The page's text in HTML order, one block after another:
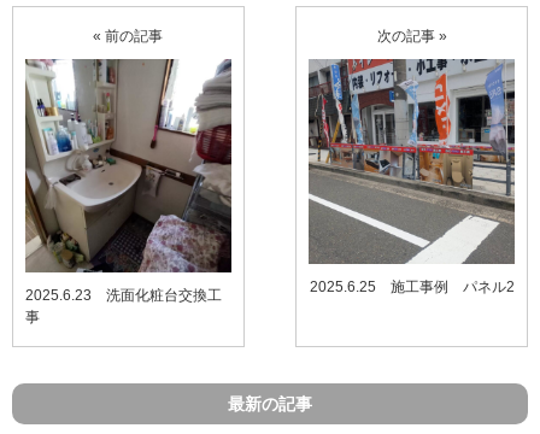
« 前の記事
2025.6.23 洗面化粧台交換工
事
次の記事 »
2025.6.25 施工事例 パネル2
最新の記事